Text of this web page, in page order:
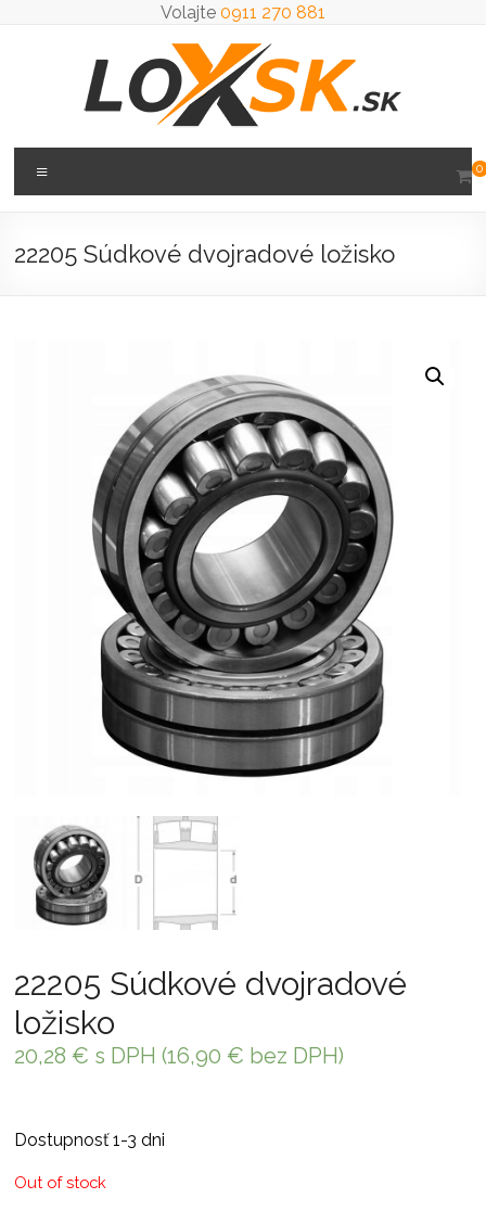
Volajte 0911 270 881
Loxsk
predaj
0
22205 Súdkové dvojradové ložisko
22205 Súdkové dvojradové
ložisko
20,28 € s DPH (16,90 € bez DPH)
Dostupnosť 1-3 dni
Out of stock